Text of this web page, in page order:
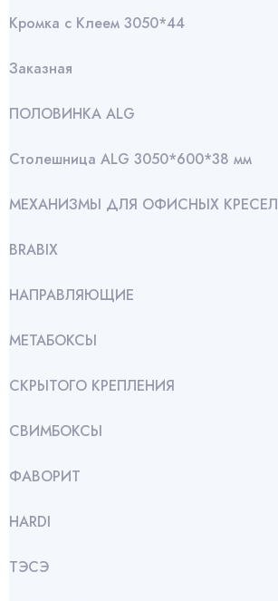
Кромка с Клеем 3050*44
Заказная
ПОЛОВИНКА ALG
Столешница ALG 3050*600*38 мм
МЕХАНИЗМЫ ДЛЯ ОФИСНЫХ КРЕСЕЛ
BRABIX
НАПРАВЛЯЮЩИЕ
МЕТАБОКСЫ
СКРЫТОГО КРЕПЛЕНИЯ
СВИМБОКСЫ
ФАВОРИТ
HARDI
ТЭСЭ